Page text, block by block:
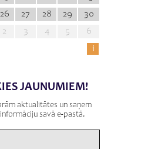
26 27 28 29
30
2 3 4 5
6
i
JAUNUMIEM!
aktualitātes un saņem
savā e-pastā.